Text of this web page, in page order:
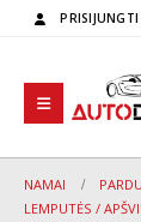
PRISIJUNGTI
NAMAI
LEMPUTĖS /